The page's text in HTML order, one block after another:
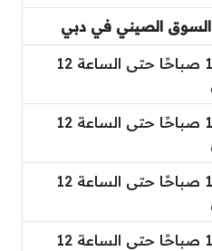
الصيني في دبي
من الساعة 10 صباحًا حتى الساعة 12
من الساعة 10 صباحًا حتى الساعة 12
من الساعة 10 صباحًا حتى الساعة 12
من الساعة 10 صباحًا حتى الساعة 12